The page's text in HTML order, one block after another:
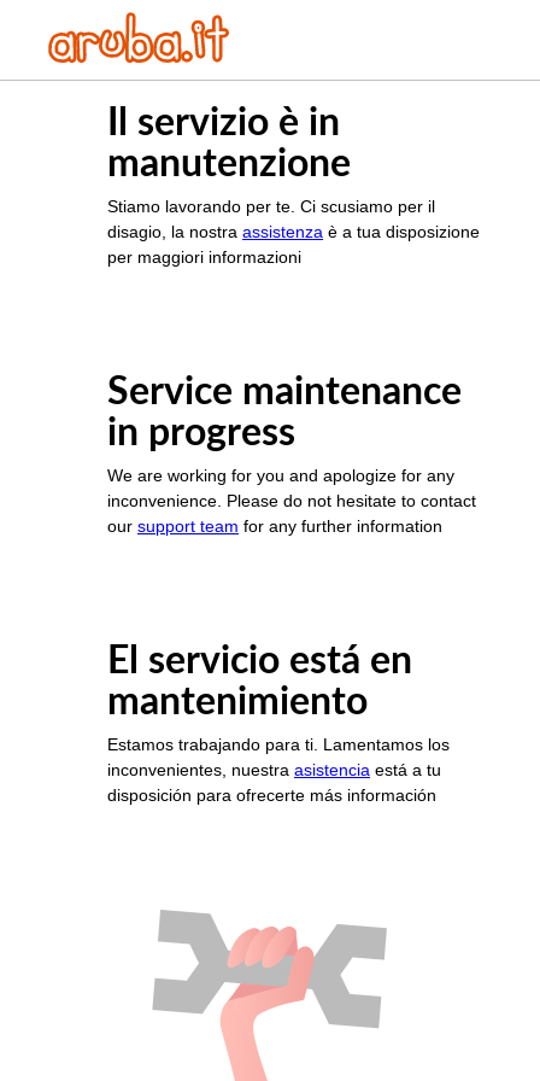
Il servizio è in
manutenzione
Stiamo lavorando per te. Ci scusiamo per il
disagio, la nostra assistenza è a tua disposizione
per maggiori informazioni
Service maintenance
in progress
We are working for you and apologize for any
inconvenience. Please do not hesitate to contact
our support team for any further information
El servicio está en
mantenimiento
Estamos trabajando para ti. Lamentamos los
inconvenientes, nuestra asistencia está a tu
disposición para ofrecerte más información